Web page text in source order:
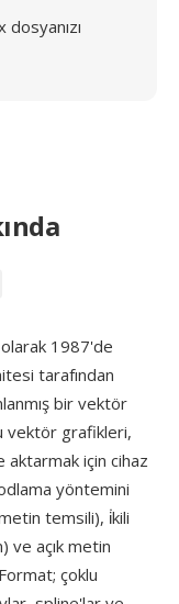
1987'de
tarafından
bir vektör
vektör grafikleri,
için cihaz
yöntemini
temsili), i̇kili
ve açık metin
çoklu